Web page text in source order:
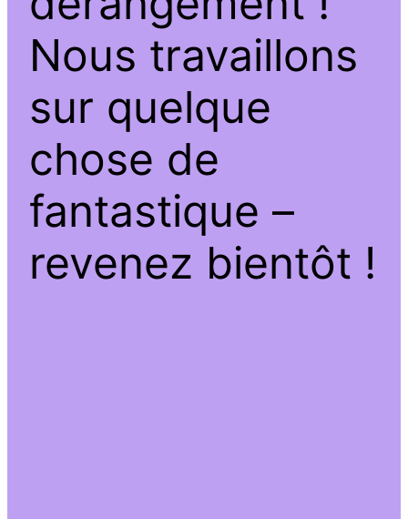
Nous travaillons
sur quelque
chose de
fantastique –
revenez bientôt !